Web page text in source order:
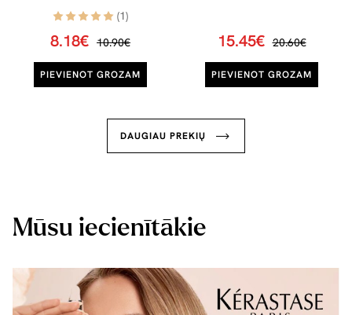
(1)
8.18€ 10.90€
PIEVIENOT GROZAM
15.45€ 20.60€
PIEVIENOT GROZAM
DAUGIAU PREKIŲ
Mūsu iecienītākie